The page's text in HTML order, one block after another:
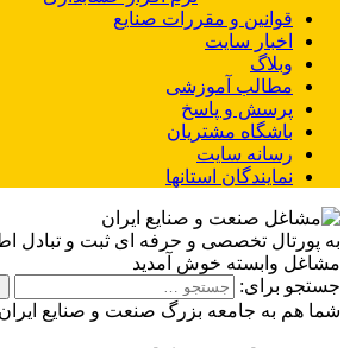
قوانین و مقررات صنایع
اخبار سایت
وبلاگ
مطالب آموزشی
پرسش و پاسخ
باشگاه مشتریان
رسانه سایت
نمایندگان استانها
به پورتال تخصصی و حرفه ای ثبت و تبادل
مشاغل وابسته خوش آمدید
جستجو برای:
شما هم به جامعه بزرگ صنعت و صنایع ایران